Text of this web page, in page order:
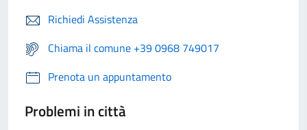
Richiedi Assistenza
Chiama il comune +39 0968 749017
Prenota un appuntamento
Problemi in città